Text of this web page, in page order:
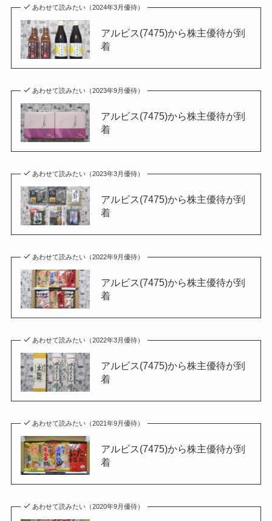
あわせて読みたい（2024年3月優待）
アルビス(7475)から株主優待が到
着
あわせて読みたい（2023年9月優待）
アルビス(7475)から株主優待が到
着
あわせて読みたい（2023年3月優待）
アルビス(7475)から株主優待が到
着
あわせて読みたい（2022年9月優待）
アルビス(7475)から株主優待が到
着
あわせて読みたい（2022年3月優待）
アルビス(7475)から株主優待が到
着
あわせて読みたい（2021年9月優待）
アルビス(7475)から株主優待が到
着
あわせて読みたい（2020年9月優待）